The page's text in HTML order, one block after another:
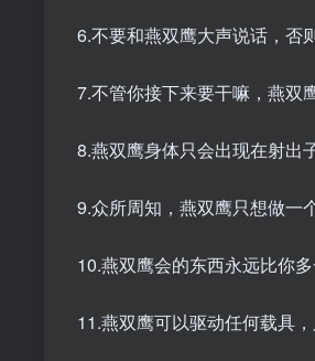
6.不要和燕双鹰大声说话，否
7.不管你接下来要干嘛，燕双
8.燕双鹰身体只会出现在射出
9.众所周知，燕双鹰只想做一
10.燕双鹰会的东西永远比你多
11.燕双鹰可以驱动任何载具，